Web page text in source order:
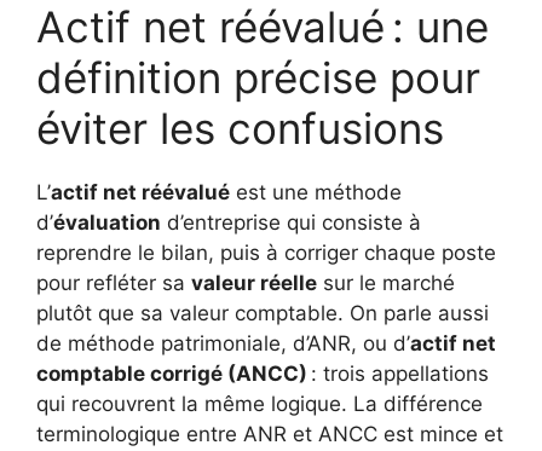
Actif net réévalué : une
définition précise pour
éviter les confusions
L’actif net réévalué est une méthode
d’évaluation d’entreprise qui consiste à
reprendre le bilan, puis à corriger chaque poste
pour refléter sa valeur réelle sur le marché
plutôt que sa valeur comptable. On parle aussi
de méthode patrimoniale, d’ANR, ou d’actif net
comptable corrigé (ANCC) : trois appellations
qui recouvrent la même logique. La différence
terminologique entre ANR et ANCC est mince et